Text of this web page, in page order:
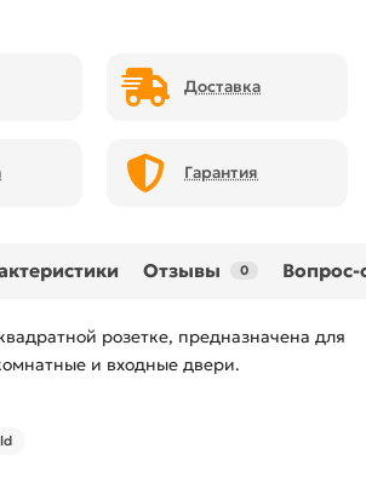
Доставка
Гарантия
Отзывы 0 Вопрос-
розетке, предназначена для
и входные двери.